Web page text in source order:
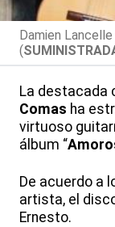
Damien
(
La destacada
Comas ha
virtuoso
álbum “
De acuerdo a
artista, el
Ernesto.